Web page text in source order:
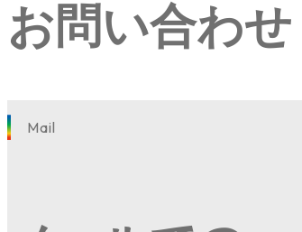
お問い合わせ
Mail